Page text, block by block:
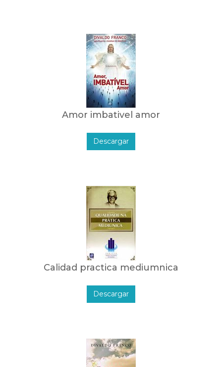
Amor imbativel amor
Descargar
Calidad practica mediumnica
Descargar